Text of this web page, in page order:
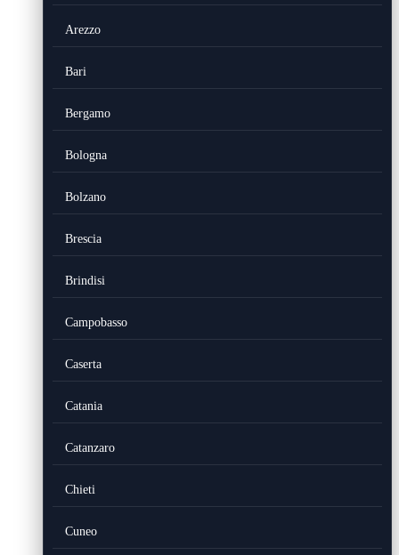
Arezzo
Bari
Bergamo
Bologna
Bolzano
Brescia
Brindisi
Campobasso
Caserta
Catania
Catanzaro
Chieti
Cuneo